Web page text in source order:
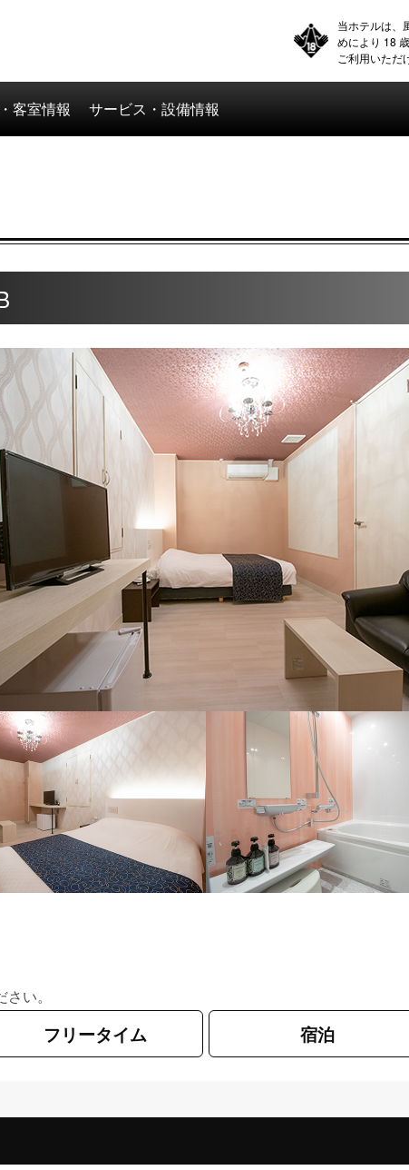
当ホテルは、
めにより 18
ご利用いただ
客室情報 サービス・設備情報
い。
フリータイム 宿泊